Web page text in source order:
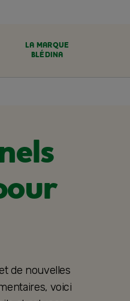
LA MARQUE
BLÉDINA
de nouvelles
voici